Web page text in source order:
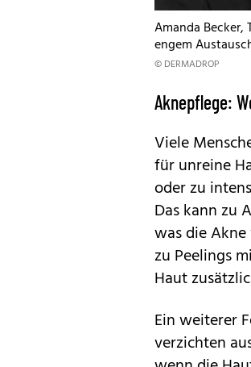
Amanda Becker,
engem
© DERMADROP
Aknepflege:
Viele
für unreine
oder zu
Das kann zu
was die
zu Peelings
Haut
Ein weiterer
verzichten